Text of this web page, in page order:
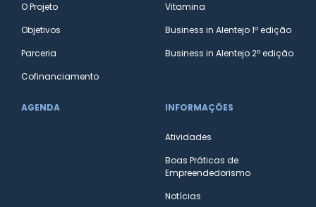
O Projeto
Objetivos
Parceria
Cofinanciamento
INFORMAÇÕES
Atividades
Boas Práticas de
Empreendedorismo
Notícias
AGENDA
Vitamina
Business in Alentejo 1º edição
Business in Alentejo 2º edição